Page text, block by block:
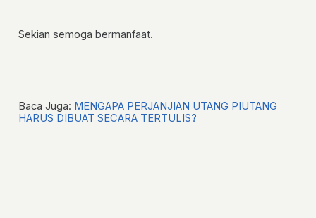
Sekian semoga bermanfaat.
Baca Juga: MENGAPA PERJANJIAN UTANG PIUTANG
HARUS DIBUAT SECARA TERTULIS?